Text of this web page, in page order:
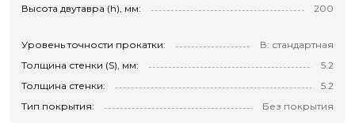
Высота двутавра (h), мм:
200
Уровень точности прокатки:
В: стандартная
Толщина стенки (S), мм:
5.2
Толщина стенки:
5.2
Тип покрытия:
Без покрытия